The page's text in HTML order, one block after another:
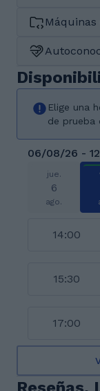
Elige una
de prueba
06/08/26 -
jue.
6
ago.
14:00
15:30
17:00